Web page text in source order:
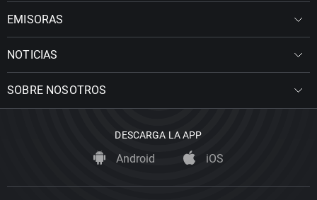
EMISORAS
NOTICIAS
SOBRE NOSOTROS
DESCARGA LA APP
Android iOS